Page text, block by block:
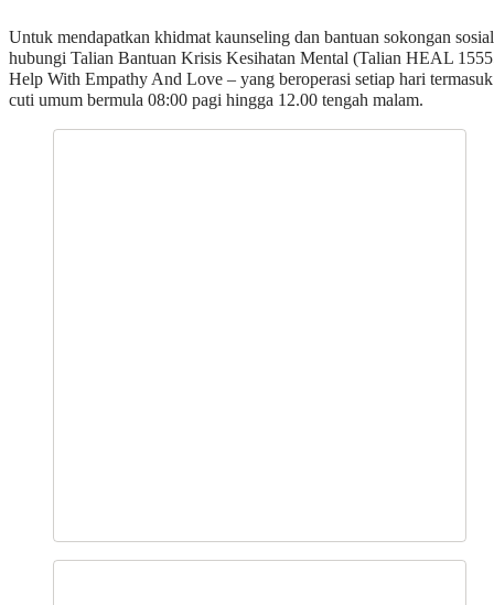
Untuk mendapatkan khidmat kaunseling dan bantuan sokongan
hubungi Talian Bantuan Krisis Kesihatan Mental (Talian HEAL
Help With Empathy And Love – yang beroperasi setiap hari termasuk
cuti umum bermula 08:00 pagi hingga 12.00 tengah malam.